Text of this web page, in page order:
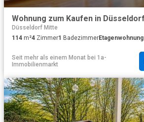
Düsseldorf Mitte
114 m²4 Zimmer1 BadezimmerEtagenwohnung
Seit mehr als einem Monat bei 1a-
Immobilienmarkt